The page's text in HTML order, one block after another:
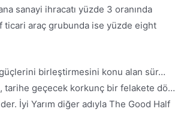
sanayi ihracatı yüzde 3 oranında
ticari araç grubunda ise yüzde eight
birleştirmesini konu alan sür…
tarihe geçecek korkunç bir felakete dö…
İyi Yarım diğer adıyla The Good Half